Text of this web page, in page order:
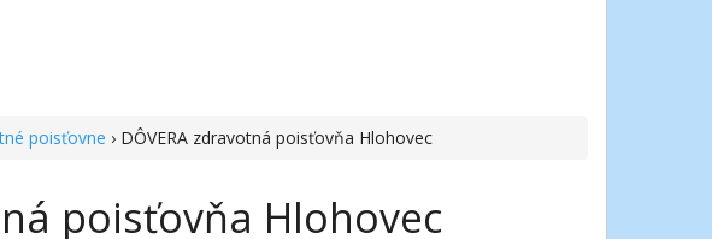
poisťovne › DÔVERA zdravotná poisťovňa Hlohovec
poisťovňa Hlohovec